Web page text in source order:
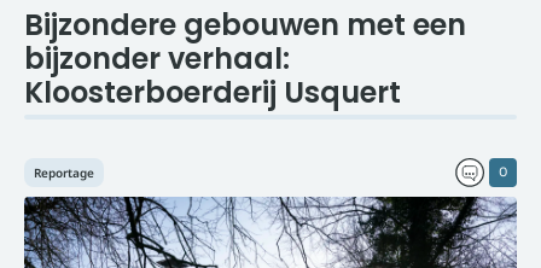
Bijzondere gebouwen met een
bijzonder verhaal:
Kloosterboerderij Usquert
0
Reportage